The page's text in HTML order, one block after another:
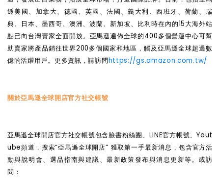
遜美國、加拿大、德國、英國、法國、義大利、西班牙、荷蘭、瑞
典、日本、墨西哥、澳洲、波蘭、新加坡、比利時在內的15大海外站
點已向台灣賣家全面開放。亞馬遜遍佈全球的400多個營運中心可幫
助賣家將產品銷往世界200多個國家和地區，觸及亞馬遜全球超過數
億的活躍用戶。更多資訊，請訪問https://gs.amazon.com.tw/
關於亞馬遜全球開店官方社交帳號
亞馬遜全球開店官方社交帳號包含臉書粉絲團、LINE官方帳號、Yout
ube頻道，搜索“亞馬遜全球開店” 獲取第一手最新消息，包含官方活
動與說明會、選品指南與建議、最新政策發布與消息更新等。或訪
問：